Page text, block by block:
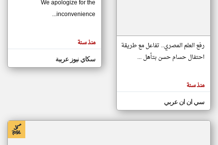
مصادر الأخبار من موريتانيا
اخبار موريتانيا على مدار الساعة
أهم اخبار موريتانيا العاجلة والمباشرة
المقالات
الموجوده
هنا عن
رفع العلم المصري.. تفاعل مع طريقة
احتفال حسام حسن بتأهل ...
منذ سنة
سي ان ان عربي
We apologize for the
inconvenience...
منذ سنة
سكاي نيوز عربية
klyoum.com